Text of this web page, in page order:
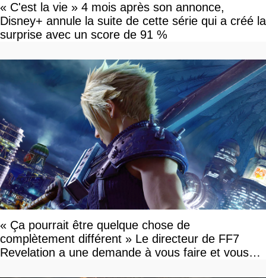
« C'est la vie » 4 mois après son annonce,
Disney+ annule la suite de cette série qui a créé la
surprise avec un score de 91 %
« Ça pourrait être quelque chose de
complètement différent » Le directeur de FF7
Revelation a une demande à vous faire et vous